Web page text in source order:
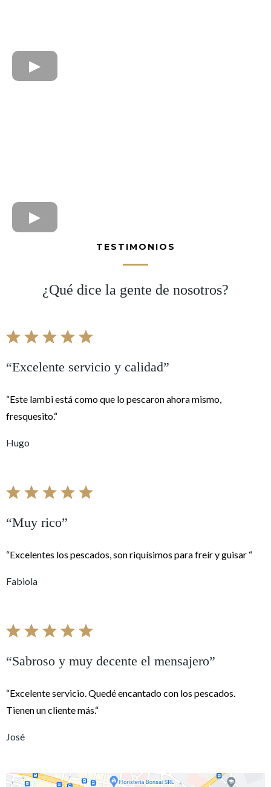
TESTIMONIOS
¿Qué dice la gente de nosotros?
“Excelente servicio y calidad”
“Este lambi está como que lo pescaron ahora mismo,
fresquesito.“
Hugo
“Muy rico”
“Excelentes los pescados, son riquísimos para freír y guisar “
Fabiola
“Sabroso y muy decente el mensajero”
“Excelente servicio. Quedé encantado con los pescados.
Tienen un cliente más.“
José